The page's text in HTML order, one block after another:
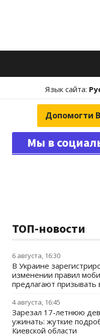
Язык сайта:
Допомогти
Мы в
ТОП-новости
6 августа, 16:30
В Украине
изменении правил
предлагают
4 августа, 16:45
Зарезал 17-летнюю
ужинать: жуткие
Киевской области